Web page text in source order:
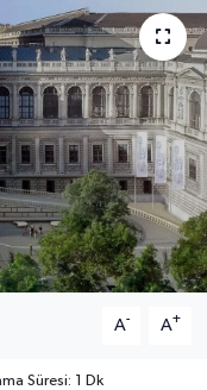
A- A+
Süresi: 1 Dk